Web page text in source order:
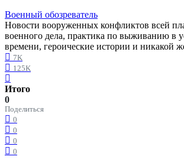
Военный обозреватель
Новости вооруженных конфликтов всей
военного дела, практика по выживанию в
времени, героические истории и никакой
7K
125K
Итого
0
Поделиться
0
0
0
0